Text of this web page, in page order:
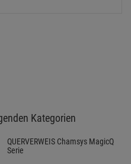
Kategorien
QUERVERWEIS Chamsys MagicQ
Serie